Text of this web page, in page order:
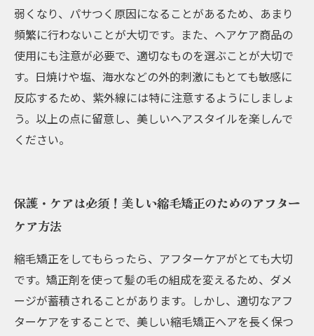
弱くなり、パサつく原因になることがあるため、あまり
頻繁に行わないことが大切です。また、ヘアケア商品の
使用にも注意が必要で、適切なものを選ぶことが大切で
す。日焼けや塩、海水などの外的刺激にもとても敏感に
反応するため、紫外線には特に注意するようにしましょ
う。以上の点に留意し、美しいヘアスタイルを楽しんで
ください。
保護・ケアは必須！美しい縮毛矯正のためのアフター
ケア方法
縮毛矯正をしてもらったら、アフターケアがとても大切
です。矯正剤を使って髪の毛の組成を変えるため、ダメ
ージが蓄積されることがあります。しかし、適切なアフ
ターケアをすることで、美しい縮毛矯正ヘアを長く保つ